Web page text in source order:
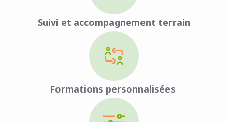
Suivi et accompagnement terrain
Formations personnalisées